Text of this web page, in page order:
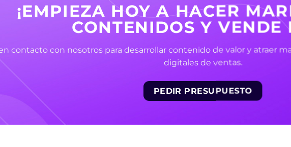
¡EMPIEZA HOY A HACER
CONTENIDOS Y VENDE
contacto con nosotros para desarrollar contenido de valor y atraer
digitales de ventas.
PEDIR PRESUPUESTO